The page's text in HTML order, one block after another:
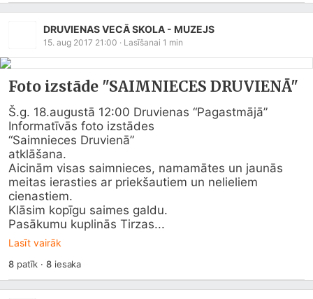
DRUVIENAS VECĀ SKOLA - MUZEJS
15. aug 2017 21:00 · Lasīšanai 1 min
Foto izstāde "SAIMNIECES DRUVIENĀ"
Š.g. 18.augustā 12:00 Druvienas “Pagastmājā”
Informatīvās foto izstādes
“Saimnieces Druvienā”
atklāšana.
Aicinām visas saimnieces, namamātes un jaunās
meitas ierasties ar priekšautiem un nelieliem
cienastiem.
Klāsim kopīgu saimes galdu.
Pasākumu kuplinās Tirzas...
Lasīt vairāk
8patīk ·8iesaka